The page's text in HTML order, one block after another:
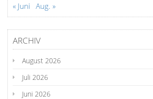
« Juni Aug. »
ARCHIV
August 2026
Juli 2026
Juni 2026